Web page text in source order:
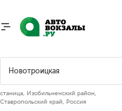
станица, Изобильненский район,
Ставропольский край, Россия